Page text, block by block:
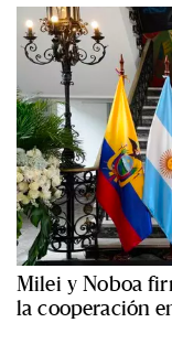
Milei y Noboa
la cooperación